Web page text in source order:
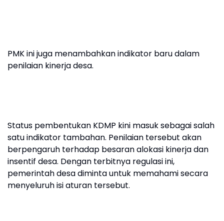
PMK ini juga menambahkan indikator baru dalam
penilaian kinerja desa.
Status pembentukan KDMP kini masuk sebagai salah
satu indikator tambahan. Penilaian tersebut akan
berpengaruh terhadap besaran alokasi kinerja dan
insentif desa. Dengan terbitnya regulasi ini,
pemerintah desa diminta untuk memahami secara
menyeluruh isi aturan tersebut.